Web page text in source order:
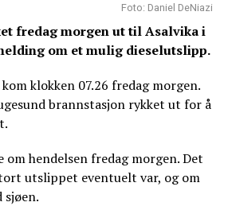
Foto: Daniel DeNiazi
fredag morgen ut til Asalvika i
om et mulig dieselutslipp.
klokken 07.26 fredag morgen.
brannstasjon rykket ut for å
om hendelsen fredag morgen. Det
utslippet eventuelt var, og om
sjøen.